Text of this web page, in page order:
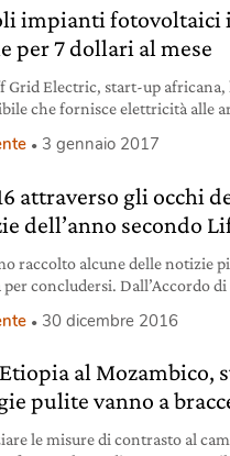
impianti fotovoltaici
per 7 dollari al mese
Grid Electric, start-up africana,
che fornisce elettricità alle
3 gennaio 2017
attraverso gli occhi
dell’anno secondo
raccolto alcune delle notizie
per concludersi. Dall’Accordo
30 dicembre 2016
al Mozambico,
pulite vanno a
le misure di contrasto al